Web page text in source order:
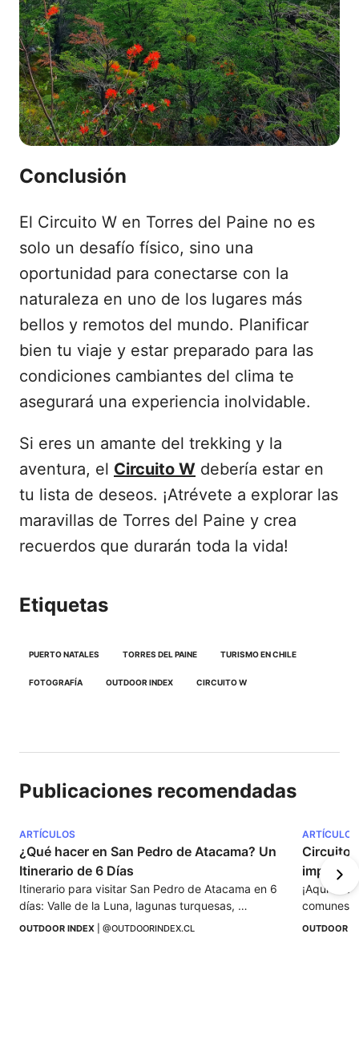
Conclusión
El Circuito W en Torres del Paine no es
solo un desafío físico, sino una
oportunidad para conectarse con la
naturaleza en uno de los lugares más
bellos y remotos del mundo. Planificar
bien tu viaje y estar preparado para las
condiciones cambiantes del clima te
asegurará una experiencia inolvidable.
Si eres un amante del trekking y la
aventura, el Circuito W debería estar en
tu lista de deseos. ¡Atrévete a explorar las
maravillas de Torres del Paine y crea
recuerdos que durarán toda la vida!
Etiquetas
PUERTO NATALES TORRES DEL PAINE TURISMO EN CHILE
FOTOGRAFÍA OUTDOOR INDEX CIRCUITO W
Publicaciones recomendadas
ARTÍCULOS
¿Qué hacer en San Pedro de Atacama? Un
Itinerario de 6 Días
Itinerario para visitar San Pedro de Atacama en 6
días: Valle de la Luna, lagunas turquesas,
géiseres y paisajes surrealistas.
OUTDOOR INDEX @OUTDOORINDEX.CL
ARTÍCULOS
Circuito
¡Aquí
comunes
OUTDOOR